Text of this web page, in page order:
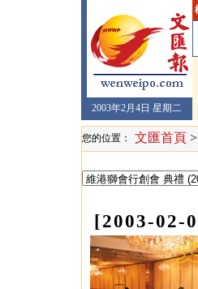
2003年2月4日 星期二
您的位置： 文匯首頁
[2003-02-